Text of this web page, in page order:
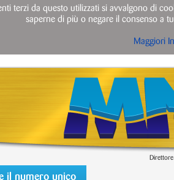
il numero unico
terzi da questo utilizzati si avvalgono di
saperne di più o negare il consenso a
Maggiori